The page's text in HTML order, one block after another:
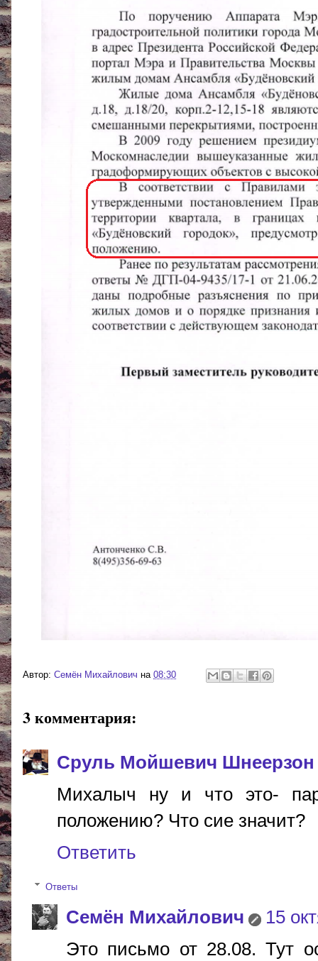
Автор: Cемён Михайлович на 08:30
3 комментария:
Сруль Мойшевич Шнеерзон
Михалыч ну и что это-
положению? Что сие значит?
Ответить
Ответы
Cемён Михайлович
15
Это письмо от 28.08. Тут